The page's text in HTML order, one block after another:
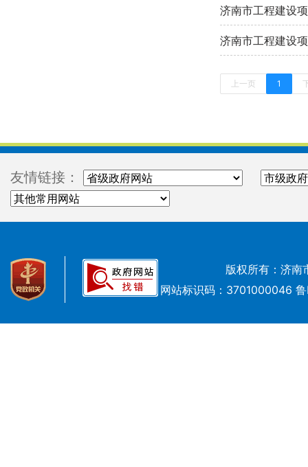
济南市工程建设
济南市工程建设
上一页 1
友情链接：
版权所有：济南
网站标识码：3701000046